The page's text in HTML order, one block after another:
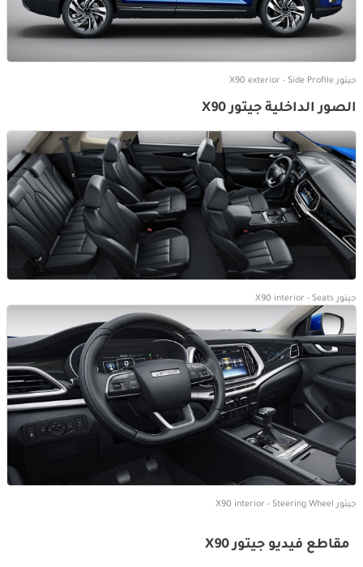
جيتور X90 exterior - Side Profile
الصور الداخلية جيتور X90
جيتور X90 interior - Seats
جيتور X90 interior - Steering Wheel
مقاطع فيديو جيتور X90